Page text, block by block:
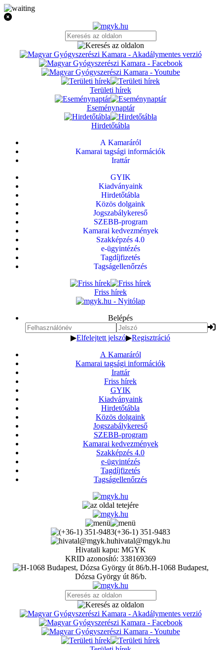
Területi hírek
Eseménynaptár
Hirdetőtábla
A Kamaráról
Kamarai tagsági információk
Irattár
GYIK
Kiadványaink
Hirdetőtábla
Közös dolgaink
Jogszabálykereső
SZEBB-program
Kamarai kedvezmények
Szakképzés 4.0
e-ügyintézés
Tagdíjfizetés
Tagságellenőrzés
Friss hírek
Belépés
▶Elfelejtett jelszó▶Regisztráció
A Kamaráról
Kamarai tagsági információk
Irattár
Friss hírek
GYIK
Kiadványaink
Hirdetőtábla
Közös dolgaink
Jogszabálykereső
SZEBB-program
Kamarai kedvezmények
Szakképzés 4.0
e-ügyintézés
Tagdíjfizetés
Tagságellenőrzés
(+36-1) 351-9483
hivatal@mgyk.hu
Hivatali kapu: MGYK
KRID azonosító: 338169369
H-1068 Budapest,
Dózsa György út 86/b.